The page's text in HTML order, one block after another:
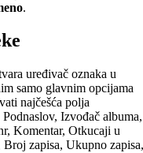
.
uređivač oznaka u
samo glavnim opcijama
najčešća polja
Izvođač albuma,
Komentar, Otkucaji u
zapisa, Ukupno zapisa,